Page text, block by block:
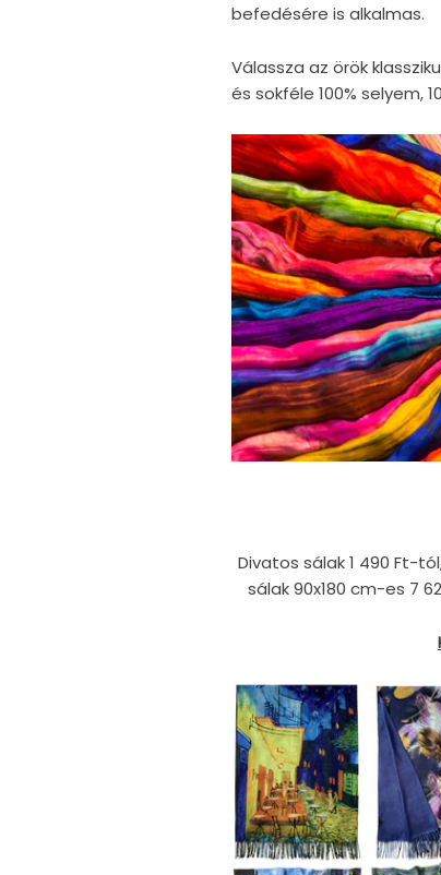
befedésére is alkalmas.
Válassza az örök
és sokféle 100% selyem,
Divatos sálak1 490 Ft-
sálak 90x180 cm-es 7